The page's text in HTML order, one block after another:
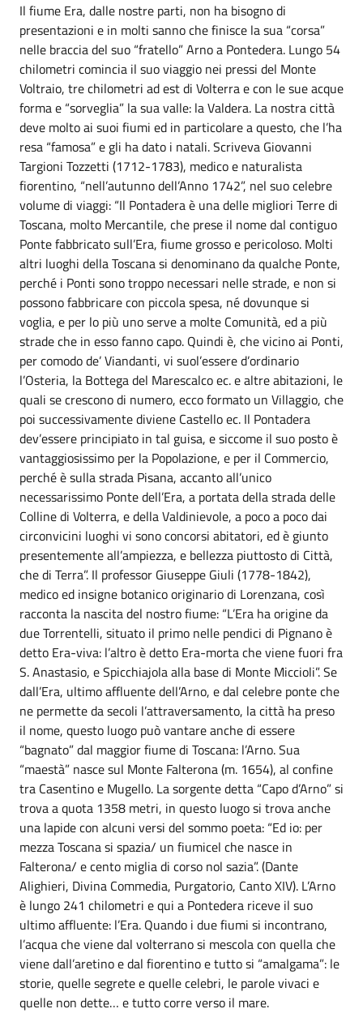
Il fiume Era, dalle nostre parti, non ha bisogno di
presentazioni e in molti sanno che finisce la sua “corsa”
nelle braccia del suo “fratello” Arno a Pontedera. Lungo 54
chilometri comincia il suo viaggio nei pressi del Monte
Voltraio, tre chilometri ad est di Volterra e con le sue acque
forma e “sorveglia” la sua valle: la Valdera. La nostra città
deve molto ai suoi fiumi ed in particolare a questo, che l’ha
resa “famosa” e gli ha dato i natali. Scriveva Giovanni
Targioni Tozzetti (1712-1783), medico e naturalista
fiorentino, “nell’autunno dell’Anno 1742”, nel suo celebre
volume di viaggi: “Il Pontadera è una delle migliori Terre di
Toscana, molto Mercantile, che prese il nome dal contiguo
Ponte fabbricato sull’Era, fiume grosso e pericoloso. Molti
altri luoghi della Toscana si denominano da qualche Ponte,
perché i Ponti sono troppo necessari nelle strade, e non si
possono fabbricare con piccola spesa, né dovunque si
voglia, e per lo più uno serve a molte Comunità, ed a più
strade che in esso fanno capo. Quindi è, che vicino ai Ponti,
per comodo de’ Viandanti, vi suol’essere d’ordinario
l’Osteria, la Bottega del Marescalco ec. e altre abitazioni, le
quali se crescono di numero, ecco formato un Villaggio, che
poi successivamente diviene Castello ec. Il Pontadera
dev’essere principiato in tal guisa, e siccome il suo posto è
vantaggiosissimo per la Popolazione, e per il Commercio,
perché è sulla strada Pisana, accanto all’unico
necessarissimo Ponte dell’Era, a portata della strada delle
Colline di Volterra, e della Valdinievole, a poco a poco dai
circonvicini luoghi vi sono concorsi abitatori, ed è giunto
presentemente all’ampiezza, e bellezza piuttosto di Città,
che di Terra”. Il professor Giuseppe Giuli (1778-1842),
medico ed insigne botanico originario di Lorenzana, così
racconta la nascita del nostro fiume: “L’Era ha origine da
due Torrentelli, situato il primo nelle pendici di Pignano è
detto Era-viva: l’altro è detto Era-morta che viene fuori fra
S. Anastasio, e Spicchiajola alla base di Monte Miccioli”. Se
dall’Era, ultimo affluente dell’Arno, e dal celebre ponte che
ne permette da secoli l’attraversamento, la città ha preso
il nome, questo luogo può vantare anche di essere
“bagnato” dal maggior fiume di Toscana: l’Arno. Sua
“maestà” nasce sul Monte Falterona (m. 1654), al confine
tra Casentino e Mugello. La sorgente detta “Capo d’Arno” si
trova a quota 1358 metri, in questo luogo si trova anche
una lapide con alcuni versi del sommo poeta: “Ed io: per
mezza Toscana si spazia/ un fiumicel che nasce in
Falterona/ e cento miglia di corso nol sazia”. (Dante
Alighieri, Divina Commedia, Purgatorio, Canto XIV). L’Arno
è lungo 241 chilometri e qui a Pontedera riceve il suo
ultimo affluente: l’Era. Quando i due fiumi si incontrano,
l’acqua che viene dal volterrano si mescola con quella che
viene dall’aretino e dal fiorentino e tutto si “amalgama”: le
storie, quelle segrete e quelle celebri, le parole vivaci e
quelle non dette… e tutto corre verso il mare.